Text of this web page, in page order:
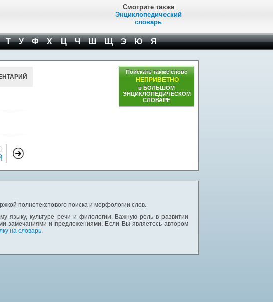
Смотрите также
Энциклопедический
словарь
Т У Ф Х Ц Ч Ш Щ Э Ю Я
Поискать также слово
НЕПРИВЕТНО
в БОЛЬШОМ
ЭНЦИКЛОПЕДИЧЕСКОМ
СЛОВАРЕ
полнотекстового поиска и морфологии слов.
языку, культуре речи и филологии. Важную роль в развитии
замечаниями и предложениями. Если Вы являетесь автором
на словарь.